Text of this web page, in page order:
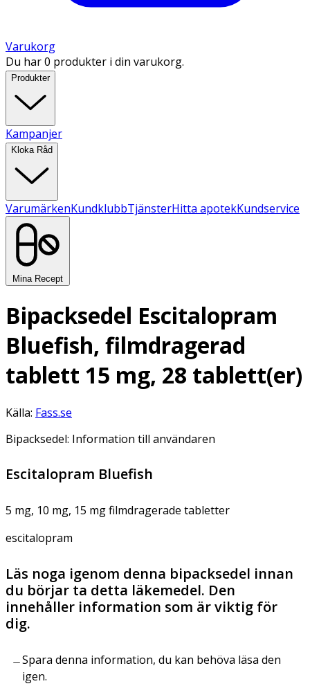
Varukorg
Du har 0 produkter i din varukorg.
Produkter
Kampanjer
Kloka Råd
VarumärkenKundklubbTjänsterHitta apotekKundservice
Mina Recept
Bipacksedel Escitalopram
Bluefish, filmdragerad
tablett 15 mg, 28 tablett(er)
Källa: Fass.se
Bipacksedel: Information till användaren
Escitalopram Bluefish
5 mg, 10 mg, 15 mg filmdragerade tabletter
escitalopram
Läs noga igenom denna bipacksedel innan
du börjar ta detta läkemedel. Den
innehåller information som är viktig för
dig.
Spara denna information, du kan behöva läsa den
igen.